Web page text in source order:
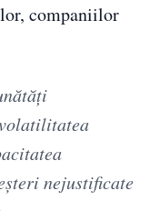
companiilor
nejustificate